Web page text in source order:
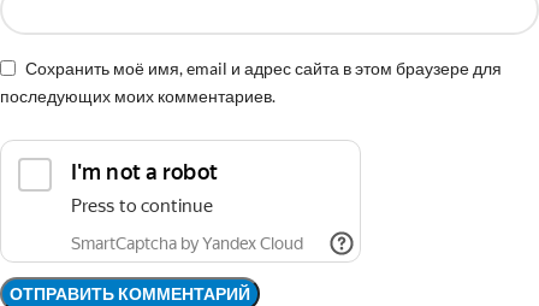
Сохранить моё имя, email и адрес сайта в этом браузере для
последующих моих комментариев.